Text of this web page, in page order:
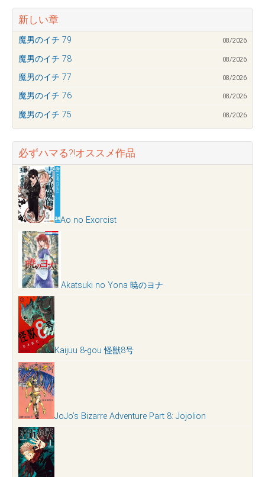
新しい章
魔男のイチ 79 08/2026
魔男のイチ 78 08/2026
魔男のイチ 77 08/2026
魔男のイチ 76 08/2026
魔男のイチ 75 08/2026
必ずハマる?!オススメ作品
Ao no Exorcist
Akatsuki no Yona 暁のヨナ
Kaijuu 8-gou 怪獣8号
JoJo’s Bizarre Adventure Part 8: Jojolion